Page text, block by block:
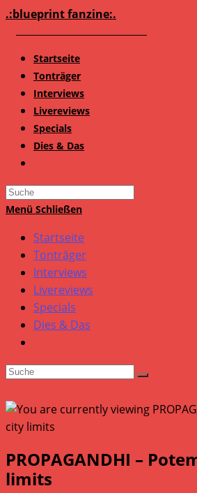
Zum
.:blueprint fanzine:.
Startseite
Tonträger
Interviews
Livereviews
Specials
Dies & Das
Search
this
Menü Schließen
Startseite
Tonträger
Interviews
Livereviews
Specials
Dies & Das
PROPAGANDHI –
limits